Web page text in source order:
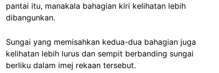
pantai itu, manakala bahagian kiri kelihatan lebih
dibangunkan.
Sungai yang memisahkan kedua-dua bahagian juga
kelihatan lebih lurus dan sempit berbanding sungai
berliku dalam imej rekaan tersebut.